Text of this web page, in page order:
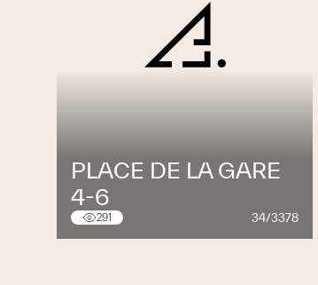
PLACE DE LA GARE
4-6
291 34/3378